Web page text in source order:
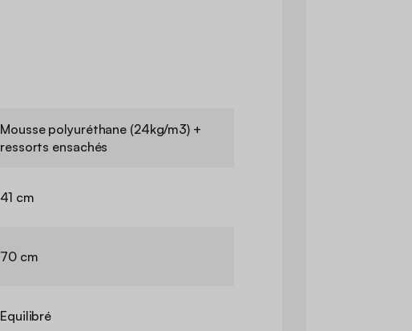
Mousse polyuréthane (24kg/m3) +
ressorts ensachés
41 cm
70 cm
Equilibré